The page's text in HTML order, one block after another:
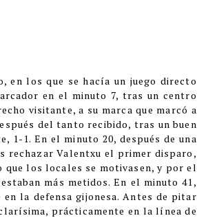
en los que se hacía un juego directo
en el minuto 7, tras un centro
visitante, a su marca que marcó a
del tanto recibido, tras un buen
1-1. En el minuto 20, después de una
rechazar Valentxu el primer disparo,
los locales se motivasen, y por el
más metidos. En el minuto 41,
la defensa gijonesa. Antes de pitar
prácticamente en la línea de